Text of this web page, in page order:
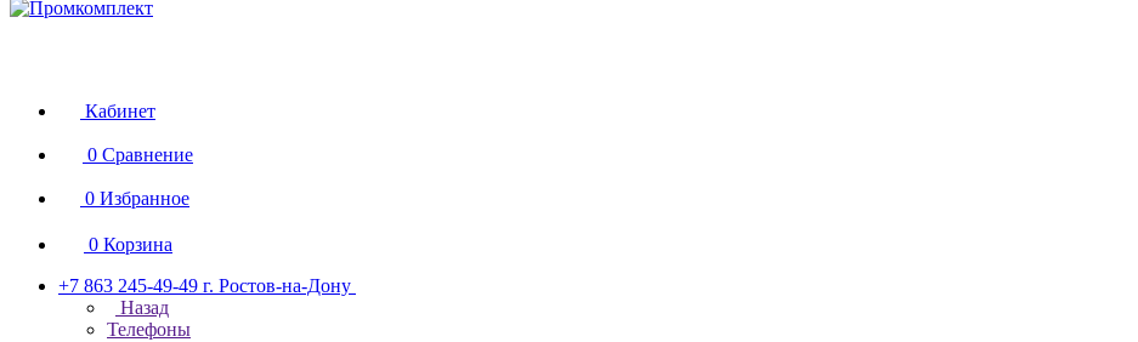
Кабинет
0 Сравнение
0 Избранное
0 Корзина
+7 863 245-49-49 г. Ростов-на-Дону
Назад
Телефоны